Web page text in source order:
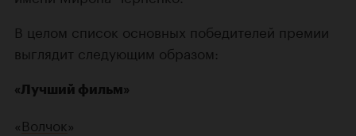
В целом список основных победителей премии
выглядит следующим образом:
«Лучший фильм»
«Волчок»